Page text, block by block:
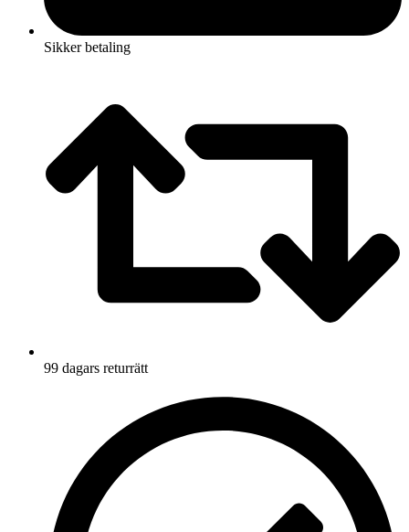
Sikker betaling
99 dagars returrätt